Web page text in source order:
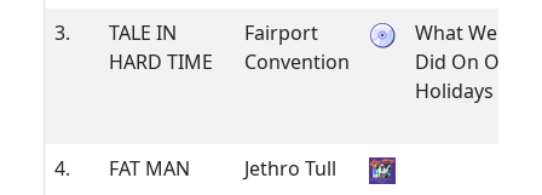
3.
TALE IN
HARD TIME
Fairport
Convention
What We
Did On Our
Holidays
4. FAT MAN Jethro Tull